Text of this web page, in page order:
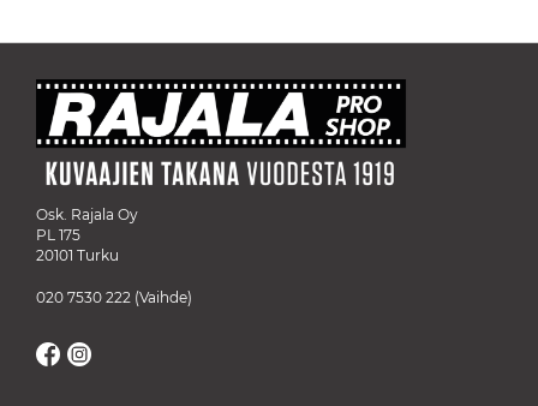
Osk. Rajala Oy
PL 175
20101 Turku
020 7530 222 (Vaihde)